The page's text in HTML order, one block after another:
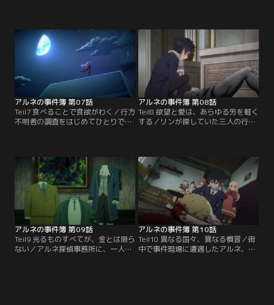
せていく。使用人を信じたいリン
は、彼らによる犯行は不可能だと証
明していくが----協力者の正体、そ
してその真の狙い。すべてが明らか
になったとき、事件は衝撃の展開を
迎える。【提供：バンダイチャンネ
襲われ、うっかり返り討ちにしてし
まったユラテ。悲しい結末ではあれ
ど、永遠の愛を誓った人魚と人間の
恋バナに心ときめくリンとエイミ
ー。アルネは退屈しのぎに依頼を受
ける。【提供：バンダイチャンネ
ル】
アルネの事件簿 第07話
Teil7 食べることで食欲がわく／行方
不明者の調査をはじめてひとりで担
るアルネ。その美術品は、宝飾職
人・イエルの新作「ブルー・ハー
ト」。ところがアルネが美術館に向
かうと、「ブルー・ハート」はイエ
ルと共に行方不明であると判明して-
-【提供：バンダイチャンネル】
アルネの事件簿 第08話
Teil8 欲望と愛は、あらゆる労を軽く
する／リンが探していた三人の行方
ミー、ナハツェーラーは、彫刻家の
家で一人の女性と出会う。一方アル
ネは、「どちらが先にイエルとブル
ー・ハートを見つけるか」、怪盗赤
ずきんと競うことになってしまう。
【提供：バンダイチャンネル】
アルネの事件簿 第09話
Teil9 光るものすべてが、金とは限ら
ない／アルネ探偵事務所に、一人の
アルネの事件簿 第10話
Teil10 異なる国々、異なる慣習／街
中で事件現場に遭遇したアルネ、リ